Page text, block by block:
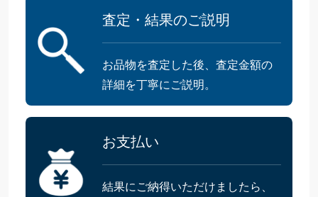
査定・結果のご説明
お品物を査定した後、査定金額の
詳細を丁寧にご説明。
お支払い
結果にご納得いただけましたら、